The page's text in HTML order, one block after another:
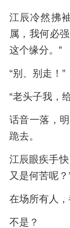
江辰冷然拂
属，我何必
这个缘分。”
“别、别走！”
“老头子我，
话音一落，
跪去。
江辰眼疾手
又是何苦呢？
在场所有人，
不是？